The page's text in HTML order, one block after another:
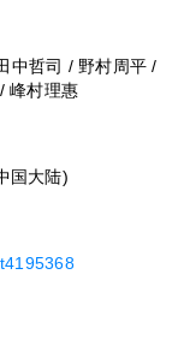
中哲司 / 野村周平 /
峰村理惠
国大陆)